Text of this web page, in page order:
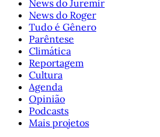
News do Juremir
News do Roger
Tudo é Gênero
Parêntese
Climática
Reportagem
Cultura
Agenda
Opinião
Podcasts
Mais projetos